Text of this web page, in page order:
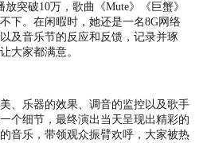
突破10万，歌曲《Mute》《巨蟹》
下。在闲暇时，她还是一名8G网络
及音乐节的反应和反馈，记录并琢
大家都满意。
、乐器的效果、调音的监控以及歌手
个细节，最终演出当天呈现出精彩的
音乐，带领观众振臂欢呼，大家被热